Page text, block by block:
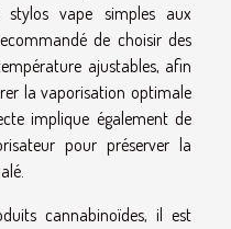
vape simples aux
de choisir des
ajustables, afin
la vaporisation optimale
implique également de
pour préserver la
cannabinoïdes, il est